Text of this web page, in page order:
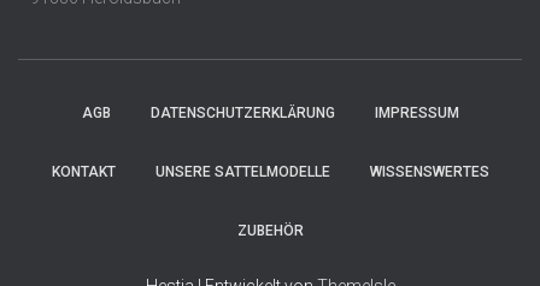
AGB DATENSCHUTZERKLÄRUNG IMPRESSUM
KONTAKT UNSERE SATTELMODELLE WISSENSWERTES
ZUBEHÖR